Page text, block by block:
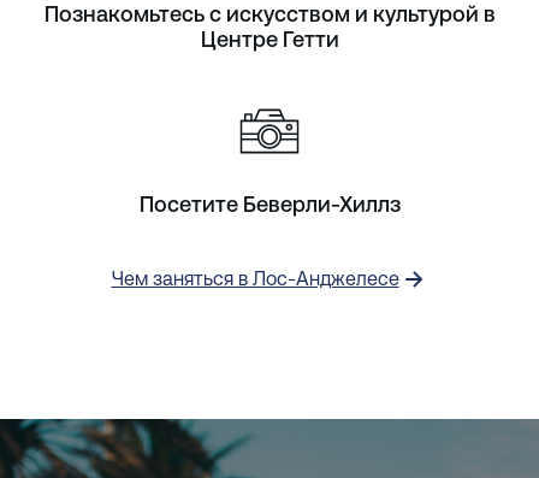
Познакомьтесь с искусством и культурой в
Центре Гетти
Посетите Беверли-Хиллз
Чем заняться в Лос-Анджелесе